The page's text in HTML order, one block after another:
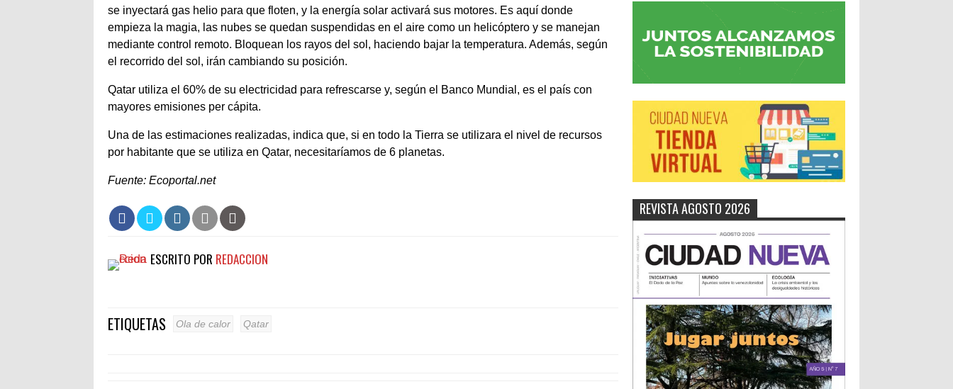
se inyectará gas helio para que floten, y la energía solar activará sus motores. Es aquí donde
empieza la magia, las nubes se quedan suspendidas en el aire como un helicóptero y se manejan
mediante control remoto. Bloquean los rayos del sol, haciendo bajar la temperatura. Además, según
el recorrido del sol, irán cambiando su posición.
Qatar utiliza el 60% de su electricidad para refrescarse y, según el Banco Mundial, es el país con
mayores emisiones per cápita.
Una de las estimaciones realizadas, indica que, si en todo la Tierra se utilizara el nivel de recursos
por habitante que se utiliza en Qatar, necesitaríamos de 6 planetas.
Fuente: Ecoportal.net
ESCRITO POR REDACCION
ETIQUETAS Ola de calor Qatar
REVISTA AGOSTO 2026